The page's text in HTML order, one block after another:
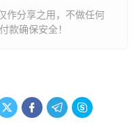
作分享之用，不做任何
款确保安全！
   